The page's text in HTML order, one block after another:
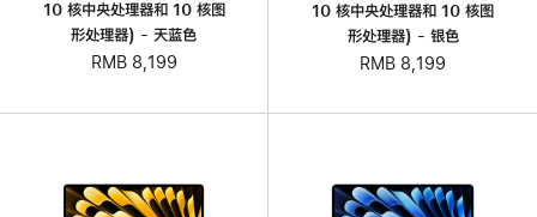
10 核中央处理器和 10 核图
形处理器) - 天蓝色
RMB 8,199
10 核中央处理器和 10 核图
形处理器) - 银色
RMB 8,199